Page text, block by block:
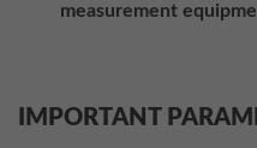
measurement
IMPORTANT